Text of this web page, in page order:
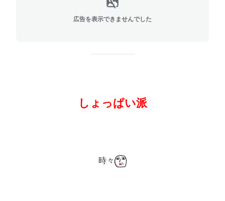
広告を表示できませんでした
しょっぱい派
時々